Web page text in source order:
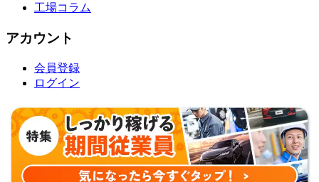
工場コラム
アカウント
会員登録
ログイン